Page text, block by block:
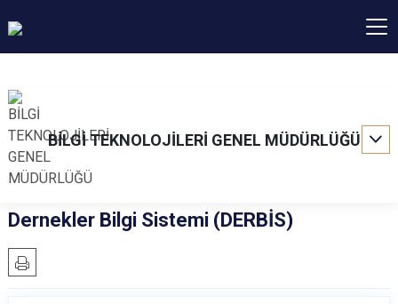
BİLGİ TEKNOLOJİLERİ GENEL MÜDÜRLÜĞÜ
Dernekler Bilgi Sistemi (DERBİS)